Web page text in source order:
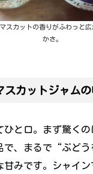
スカットの香りがふわっと
かさ。
スカットジャム
ひと口。まず驚くの
で、まるで“ぶどう
みです。シャイン